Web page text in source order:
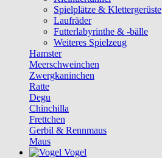
Spielplätze & Klettergerüste
Laufräder
Futterlabyrinthe & -bälle
Weiteres Spielzeug
Hamster
Meerschweinchen
Zwergkaninchen
Ratte
Degu
Chinchilla
Frettchen
Gerbil & Rennmaus
Maus
Vogel